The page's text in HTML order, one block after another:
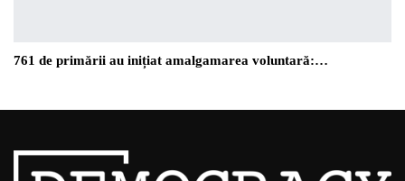
761 de primării au inițiat amalgamarea voluntară:…